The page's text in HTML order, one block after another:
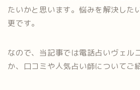
たいかと思います。悩みを解決した
更です。
なので、当記事では電話占いヴェル
か、口コミや人気占い師についてご